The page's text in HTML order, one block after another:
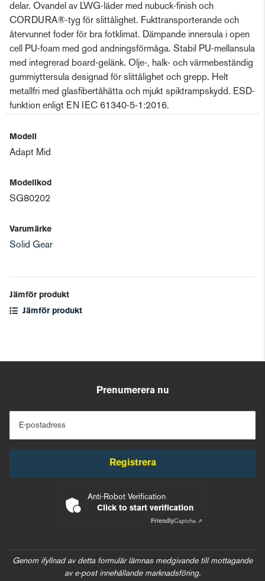
delar. Ovandel av LWG-läder med nubuck-finish och
CORDURA®-tyg för slittålighet. Fukttransporterande och
återvunnet foder för bra fotklimat. Dämpande innersula i open
cell PU-foam med god andningsförmåga. Stabil PU-mellansula
med integrerad board-gelänk. Olje-, halk- och värmebeständig
gummiyttersula designad för slittålighet och grepp. Helt
metallfri med glasfibertåhätta och mjukt spiktrampskydd. ESD-
funktion enligt EN IEC 61340-5-1:2016.
Modell
Adapt Mid
Modellkod
SG80202
Varumärke
Solid Gear
Jämför produkt
Jämför produkt
Prenumerera nu
E-postadress
Registrera
Anti-Robot Verification
Click to start verification
FriendlyCaptcha ⇗
Genom ifyllnad av detta formulär lämnas medgivande till mottagande
av e-post innehållande marknadsföring.